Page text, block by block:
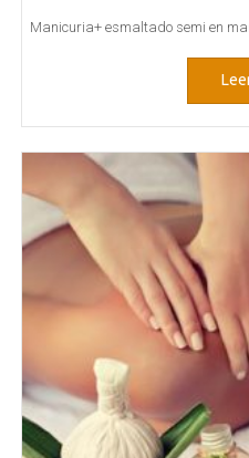
Manicuria+ esmaltado semi en